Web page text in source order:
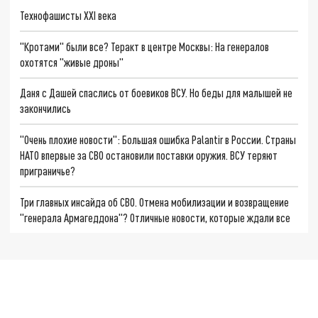
Технофашисты XXI века
"Кротами" были все? Теракт в центре Москвы: На генералов
охотятся "живые дроны"
Даня с Дашей спаслись от боевиков ВСУ. Но беды для малышей не
закончились
"Очень плохие новости": Большая ошибка Palantir в России. Страны
НАТО впервые за СВО остановили поставки оружия. ВСУ теряют
приграничье?
Три главных инсайда об СВО. Отмена мобилизации и возвращение
"генерала Армагеддона"? Отличные новости, которые ждали все